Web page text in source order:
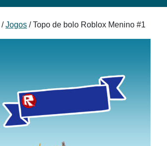
de
/Jogos / Topo de bolo Roblox Menino #1